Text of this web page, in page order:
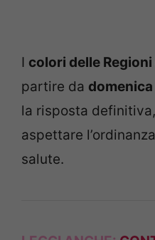
I colori delle
partire da
la risposta
aspettare
salute.